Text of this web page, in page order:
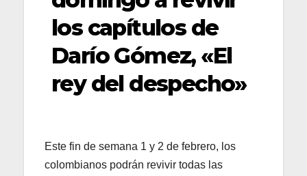
los capítulos de
Darío Gómez, «El
rey del despecho»
Este fin de semana 1 y 2 de febrero, los
colombianos podrán revivir todas las